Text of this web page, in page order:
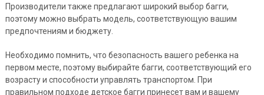
Производители также предлагают широкий выбор багги,
поэтому можно выбрать модель, соответствующую вашим
предпочтениям и бюджету.
Необходимо помнить, что безопасность вашего ребенка на
первом месте, поэтому выбирайте багги, соответствующий его
возрасту и способности управлять транспортом. При
правильном подходе детское багги принесет вам и вашему